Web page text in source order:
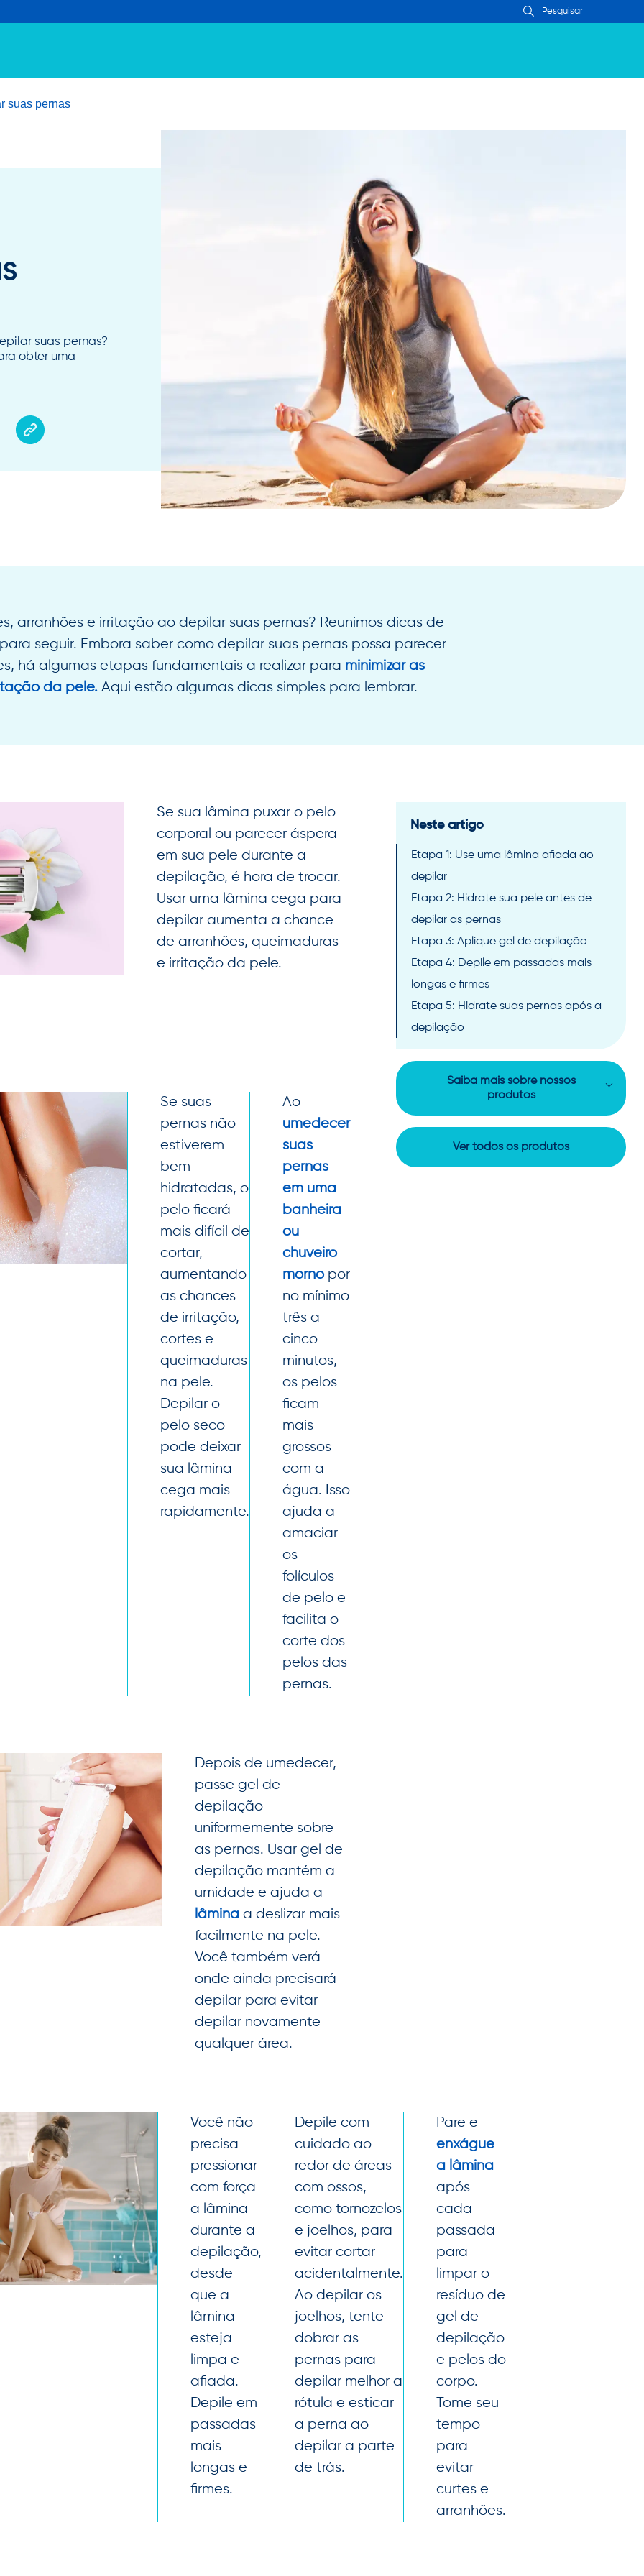
suas pernas
suas pernas?
obter uma
arranhões e irritação ao depilar suas pernas? Reunimos dicas de
seguir. Embora saber como depilar suas pernas possa parecer
há algumas etapas fundamentais a realizar para minimizar as
da pele. Aqui estão algumas dicas simples para lembrar.
Neste artigo
Etapa 1: Use uma lâmina afiada ao
depilar
Etapa 2: Hidrate sua pele antes de
depilar as pernas
Etapa 3: Aplique gel de depilação
Etapa 4: Depile em passadas mais
longas e firmes
Etapa 5: Hidrate suas pernas após a
depilação
Saiba mais sobre nossos
produtos
Ver todos os produtos
Se sua lâmina puxar o pelo
corporal ou parecer áspera
em sua pele durante a
depilação, é hora de trocar.
Usar uma lâmina cega para
depilar aumenta a chance
de arranhões, queimaduras
e irritação da pele.
Se suas
pernas não
estiverem
bem
hidratadas, o
pelo ficará
mais difícil de
cortar,
aumentando
as chances
de irritação,
cortes e
queimaduras
na pele.
Depilar o
pelo seco
pode deixar
sua lâmina
cega mais
rapidamente.
Ao
umedecer
suas
pernas
em uma
banheira
ou
chuveiro
mornopor
no mínimo
três a
cinco
minutos,
os pelos
ficam
mais
grossos
com a
água. Isso
ajuda a
amaciar
os
folículos
de pelo e
facilita o
corte dos
pelos das
pernas.
Depois de umedecer,
passe gel de
depilação
uniformemente sobre
as pernas. Usar gel de
depilação mantém a
umidade e ajuda a
lâmina a deslizar mais
facilmente na pele.
Você também verá
onde ainda precisará
depilar para evitar
depilar novamente
qualquer área.
Você não
precisa
pressionar
com força
a lâmina
durante a
depilação,
desde
que a
lâmina
esteja
limpa e
afiada.
Depile em
passadas
mais
longas e
firmes.
Depile com
cuidado ao
redor de áreas
com ossos,
como tornozelos
e joelhos, para
evitar cortar
acidentalmente.
Ao depilar os
joelhos, tente
dobrar as
pernas para
depilar melhor a
rótula e esticar
a perna ao
depilar a parte
de trás.
Pare e
enxágue
a lâmina
após
cada
passada
para
limpar o
resíduo de
gel de
depilação
e pelos do
corpo.
Tome seu
tempo
para
evitar
curtes e
arranhões.